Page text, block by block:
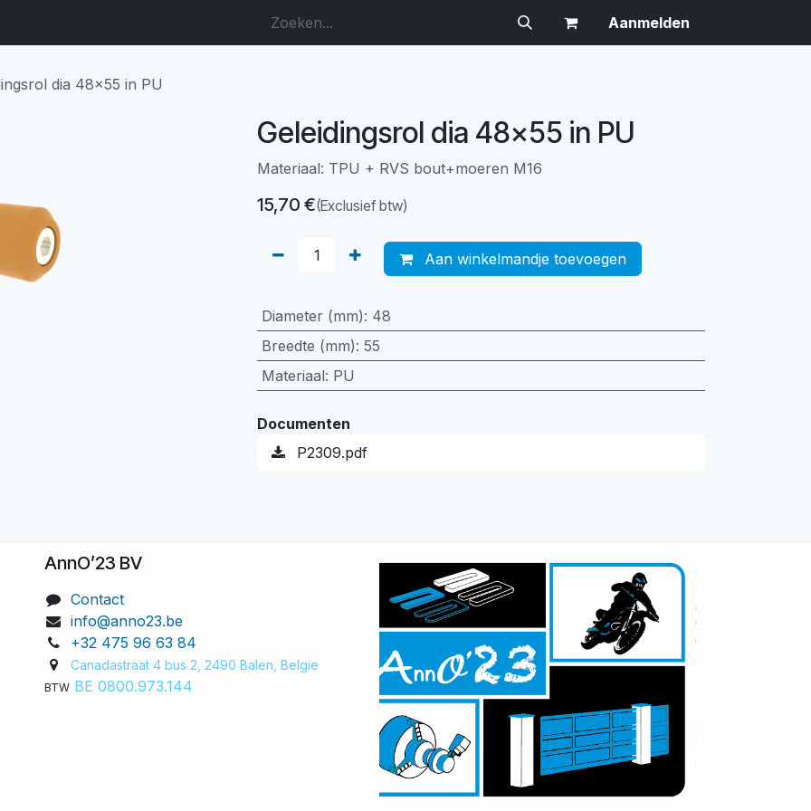
Aanmelden
dia 48x55 in PU
Geleidingsrol dia 48x55 in PU
Materiaal: TPU + RVS bout+moeren M16
15,70 €(Exclusief btw)
Aan winkelmandje toevoegen
Diameter (mm): 48
Breedte (mm): 55
Materiaal: PU
Documenten
P2309.pdf
AnnO’23 BV
Contact
info@anno23.be
+32 475 96 63 84
Canadastraat 4 bus 2, 2490 Balen, Belgie​
BTW BE 0800.973.144